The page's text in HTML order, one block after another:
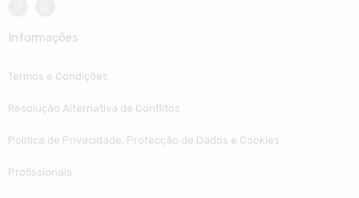
Informações
Termos e Condições
Resolução Alternativa de Conflitos
Política de Privacidade, Protecção de Dados e Cookies
Profissionais